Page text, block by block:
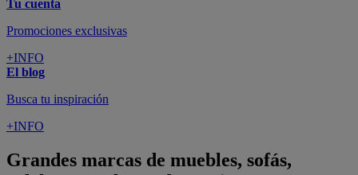
Tu cuenta
Promociones exclusivas
+INFO
El blog
Busca tu inspiración
+INFO
Grandes marcas de muebles, sofás,